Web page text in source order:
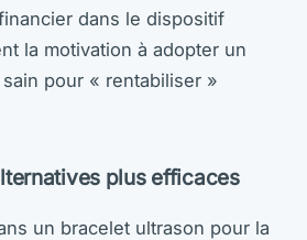
dans le dispositif
la motivation à adopter un
pour « rentabiliser »
plus efficaces
un bracelet ultrason pour la